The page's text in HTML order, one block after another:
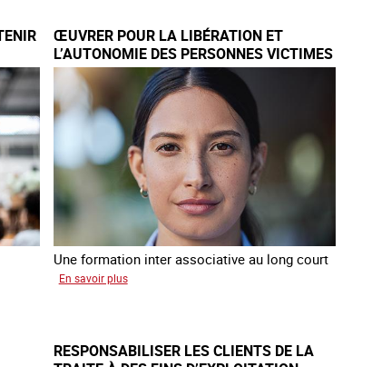
cas
de
traite
des
fins
de
criminalité
forcée
en
Europe
ŒUVRER POUR LA LIBÉRATION ET
L’AUTONOMIE DES PERSONNES VICTIMES
DE TRAITE
Une formation inter associative au long court
En savoir plussur
libération
RESPONSABILISER LES CLIENTS DE LA